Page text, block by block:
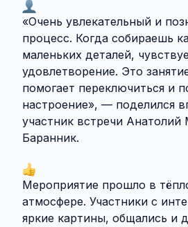
«Очень увлекательный и
процесс. Когда собираешь
маленьких деталей,
удовлетворение. Это
помогает переключиться и
настроение», — поделился
участник встречи Анатолий
Баранник.
Мероприятие прошло в
атмосфере. Участники с
яркие картины, общались и